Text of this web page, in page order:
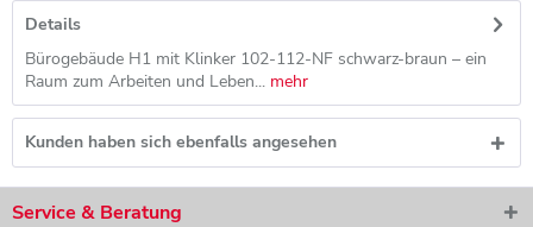
Details
Bürogebäude H1 mit Klinker 102-112-NF schwarz-braun – ein
Raum zum Arbeiten und Leben... mehr
Kunden haben sich ebenfalls angesehen
Service & Beratung